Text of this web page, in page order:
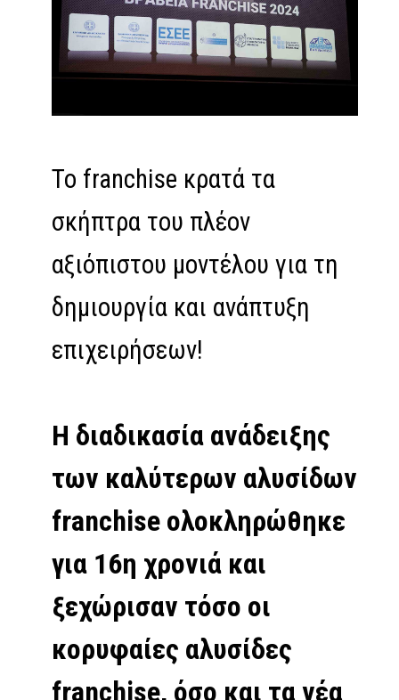
Το franchise κρατά τα
σκήπτρα του πλέον
αξιόπιστου μοντέλου για τη
δημιουργία και ανάπτυξη
επιχειρήσεων!
Η διαδικασία ανάδειξης
των καλύτερων αλυσίδων
franchise ολοκληρώθηκε
για 16η χρονιά και
ξεχώρισαν τόσο οι
κορυφαίες αλυσίδες
franchise, όσο και τα νέα